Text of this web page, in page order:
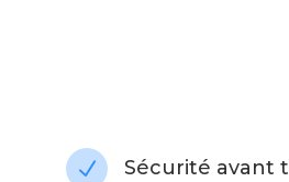
N Sécurité avant